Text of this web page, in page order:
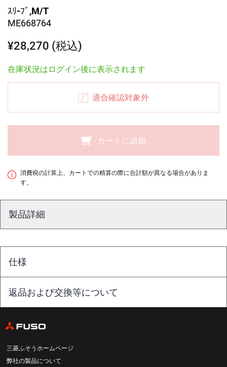
ｽﾘ-ﾌﾞ,M/T
ME668764
¥28,270 (税込)
在庫状況はログイン後に表示されます
適合確認対象外
カートに追加
消費税の計算上、カートでの精算の際に合計額が異なる場合がありま
す。
製品詳細
仕様
返品および交換等について
三菱ふそうホームページ
弊社の製品について